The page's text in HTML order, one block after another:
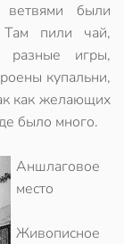
были
Там пили чай,
игры,
купальни,
как желающих
было много.
Аншлаговое
место
Живописное